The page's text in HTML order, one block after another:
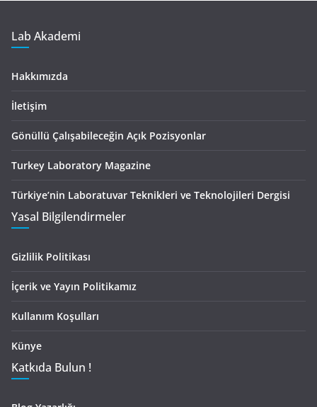
Lab Akademi
Hakkımızda
İletişim
Gönüllü Çalışabileceğin Açık Pozisyonlar
Turkey Laboratory Magazine
Türkiye’nin Laboratuvar Teknikleri ve Teknolojileri Dergisi
Yasal Bilgilendirmeler
Gizlilik Politikası
İçerik ve Yayın Politikamız
Kullanım Koşulları
Künye
Katkıda Bulun !